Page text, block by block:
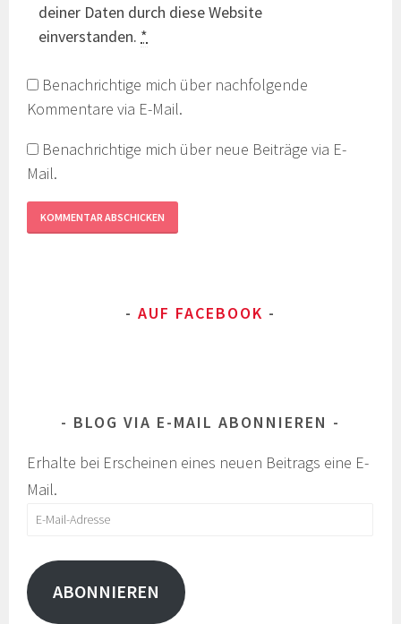
deiner Daten durch diese Website
einverstanden. *
Benachrichtige mich über nachfolgende
Kommentare via E-Mail.
Benachrichtige mich über neue Beiträge via E-
Mail.
AUF FACEBOOK
BLOG VIA E-MAIL ABONNIEREN
Erhalte bei Erscheinen eines neuen Beitrags eine E-
Mail.
E-
Adresse
ABONNIEREN